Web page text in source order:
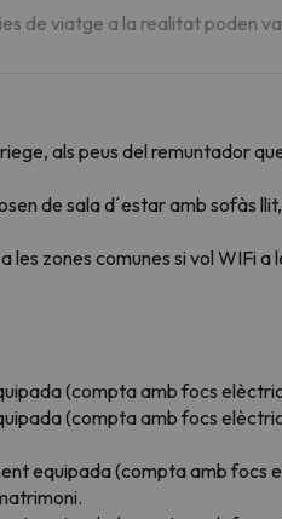
de viatge a la realitat poden
als peus del remuntador
de sala d´estar amb sofàs
les zones comunes si vol
(compta amb focs
(compta amb focs
equipada (compta amb focs